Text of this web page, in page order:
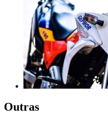
Outras